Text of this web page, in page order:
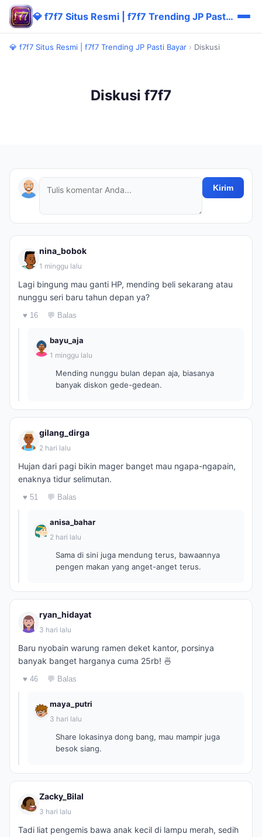
💎 f7f7 Situs Resmi | f7f7 Trending JP Pasti Bayar
💎 f7f7 Situs Resmi | f7f7 Trending JP Pasti Bayar › Diskusi
Diskusi f7f7
Kirim
nina_bobok
1 minggu lalu
Lagi bingung mau ganti HP, mending beli sekarang atau
nunggu seri baru tahun depan ya?
♥ 16 💬 Balas
bayu_aja
1 minggu lalu
Mending nunggu bulan depan aja, biasanya
banyak diskon gede-gedean.
gilang_dirga
2 hari lalu
Hujan dari pagi bikin mager banget mau ngapa-ngapain,
enaknya tidur selimutan.
♥ 51 💬 Balas
anisa_bahar
2 hari lalu
Sama di sini juga mendung terus, bawaannya
pengen makan yang anget-anget terus.
ryan_hidayat
3 hari lalu
Baru nyobain warung ramen deket kantor, porsinya
banyak banget harganya cuma 25rb! 🍜
♥ 46 💬 Balas
maya_putri
3 hari lalu
Share lokasinya dong bang, mau mampir juga
besok siang.
Zacky_Bilal
3 hari lalu
Tadi liat pengemis bawa anak kecil di lampu merah, sedih